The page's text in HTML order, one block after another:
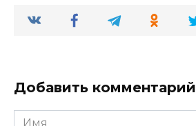
Добавить комментарий
Имя